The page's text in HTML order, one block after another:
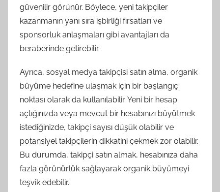
güvenilir görünür. Böylece, yeni takipçiler
kazanmanın yanı sıra işbirliği fırsatları ve
sponsorluk anlaşmaları gibi avantajları da
beraberinde getirebilir.
Ayrıca, sosyal medya takipçisi satın alma, organik
büyüme hedefine ulaşmak için bir başlangıç
noktası olarak da kullanılabilir. Yeni bir hesap
açtığınızda veya mevcut bir hesabınızı büyütmek
istediğinizde, takipçi sayısı düşük olabilir ve
potansiyel takipçilerin dikkatini çekmek zor olabilir.
Bu durumda, takipçi satın almak, hesabınıza daha
fazla görünürlük sağlayarak organik büyümeyi
teşvik edebilir.